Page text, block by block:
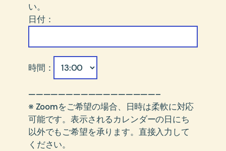
い。
日付：
時間：
—————————————————–
※ Zoomをご希望の場合、日時は柔軟に対応
可能です。表示されるカレンダーの日にち
以外でもご希望を承ります。直接入力して
ください。